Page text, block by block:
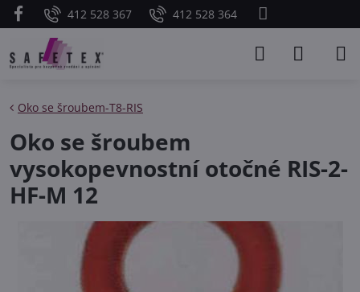
412 528 367 412 528 364
Oko se šroubem-T8-RIS
Oko se šroubem
vysokopevnostní otočné RIS-2-
HF-M 12